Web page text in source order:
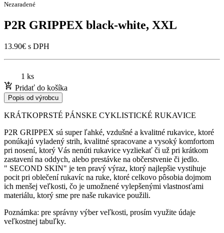
Nezaradené
P2R GRIPPEX black-white, XXL
13.90€ s DPH
1 ks
Pridať do košíka
Popis od výrobcu
KRÁTKOPRSTÉ PÁNSKE CYKLISTICKÉ RUKAVICE
P2R GRIPPEX sú super ľahké, vzdušné a kvalitné rukavice, ktoré
ponúkajú vyladený strih, kvalitné spracovane a vysoký komfortom
pri nosení, ktorý Vás nenúti rukavice vyzliekať či už pri krátkom
zastavení na oddych, alebo prestávke na občerstvenie či jedlo.
" SECOND SKIN" je ten pravý výraz, ktorý najlepšie vystihuje
pocit pri oblečení rukavíc na ruke, ktoré celkovo pôsobia dojmom
ich menšej veľkosti, čo je umožnené vylepšenými vlastnosťami
materiálu, ktorý sme pre naše rukavice použili.
Poznámka: pre správny výber veľkosti, prosím využite údaje
veľkostnej tabuľky.